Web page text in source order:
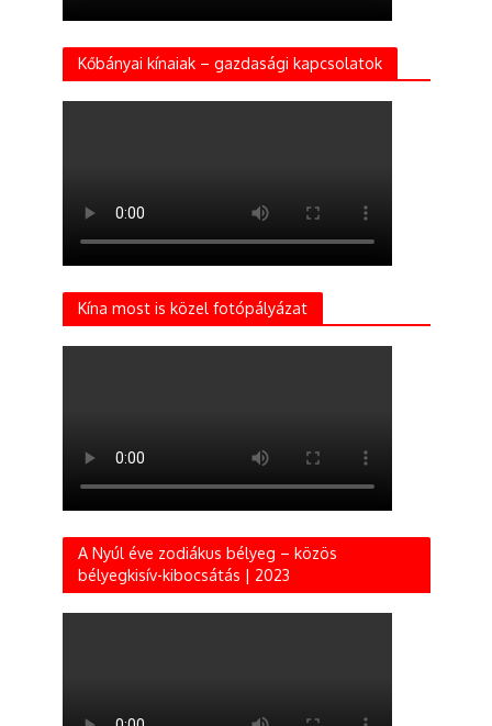
Kőbányai kínaiak – gazdasági kapcsolatok
Kína most is közel fotópályázat
A Nyúl éve zodiákus bélyeg – közös
bélyegkisív-kibocsátás | 2023